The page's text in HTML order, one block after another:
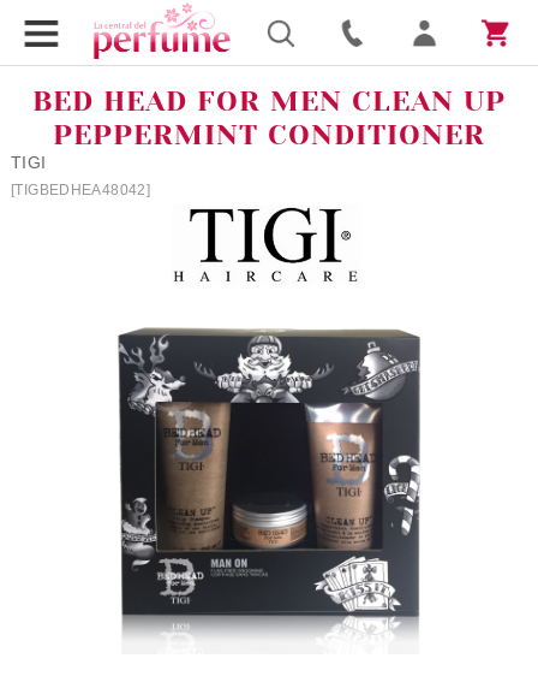
BED HEAD FOR MEN CLEAN UP
PEPPERMINT CONDITIONER
TIGI
[TIGBEDHEA48042]